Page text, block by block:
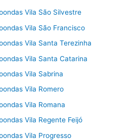
Vila São Silvestre
Vila São Francisco
Vila Santa Terezinha
Vila Santa Catarina
Vila Sabrina
Vila Romero
Vila Romana
Vila Regente Feijó
Vila Progresso